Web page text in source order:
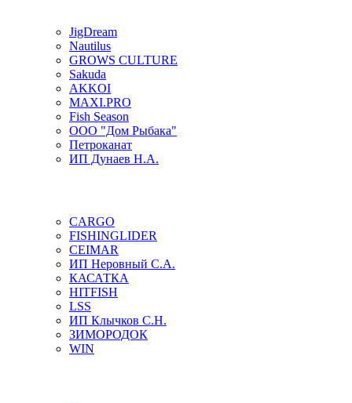
JigDream
Nautilus
GROWS CULTURE
Sakuda
AKKOI
MAXI.PRO
Fish Season
ООО "Дом Рыбака"
Петроканат
ИП Дунаев Н.А.
CARGO
FISHINGLIDER
CEIMAR
ИП Неровный С.А.
КАСАТКА
HITFISH
LSS
ИП Клычков С.Н.
ЗИМОРОДОК
WIN